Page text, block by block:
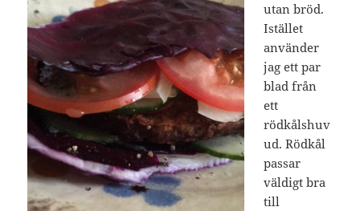
utan bröd.
Istället
använder
jag ett par
blad från
ett
rödkålshuv
ud. Rödkål
passar
väldigt bra
till